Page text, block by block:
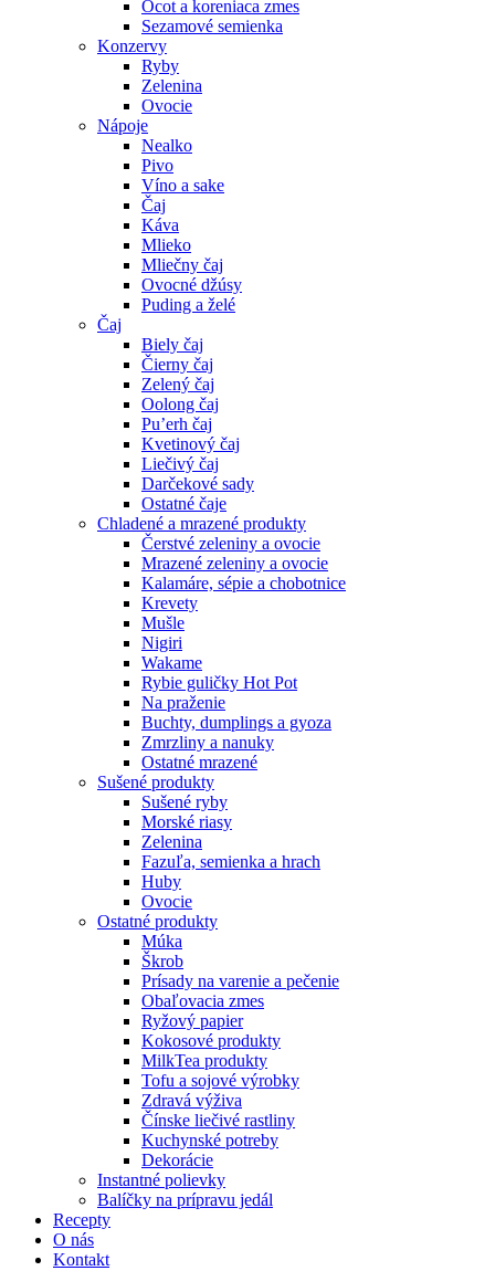
Ocot a koreniaca zmes
Sezamové semienka
Konzervy
Ryby
Zelenina
Ovocie
Nápoje
Nealko
Pivo
Víno a sake
Čaj
Káva
Mlieko
Mliečny čaj
Ovocné džúsy
Puding a želé
Čaj
Biely čaj
Čierny čaj
Zelený čaj
Oolong čaj
Pu’erh čaj
Kvetinový čaj
Liečivý čaj
Darčekové sady
Ostatné čaje
Chladené a mrazené produkty
Čerstvé zeleniny a ovocie
Mrazené zeleniny a ovocie
Kalamáre, sépie a chobotnice
Krevety
Mušle
Nigiri
Wakame
Rybie guličky Hot Pot
Na praženie
Buchty, dumplings a gyoza
Zmrzliny a nanuky
Ostatné mrazené
Sušené produkty
Sušené ryby
Morské riasy
Zelenina
Fazuľa, semienka a hrach
Huby
Ovocie
Ostatné produkty
Múka
Škrob
Prísady na varenie a pečenie
Obaľovacia zmes
Ryžový papier
Kokosové produkty
MilkTea produkty
Tofu a sojové výrobky
Zdravá výživa
Čínske liečivé rastliny
Kuchynské potreby
Dekorácie
Instantné polievky
Balíčky na prípravu jedál
Recepty
O nás
Kontakt